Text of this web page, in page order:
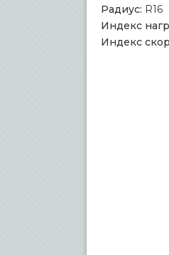
Радиус: R16
Индекс
Индекс